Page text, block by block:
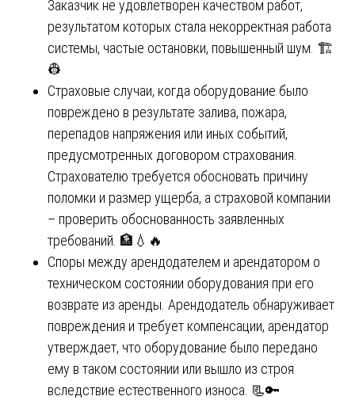
Заказчик не удовлетворен качеством работ,
результатом которых стала некорректная работа
системы, частые остановки, повышенный шум. 🏗️
👷
Страховые случаи, когда оборудование было
повреждено в результате залива, пожара,
перепадов напряжения или иных событий,
предусмотренных договором страхования.
Страхователю требуется обосновать причину
поломки и размер ущерба, а страховой компании
– проверить обоснованность заявленных
требований. 🏦💧🔥
Споры между арендодателем и арендатором о
техническом состоянии оборудования при его
возврате из аренды. Арендодатель обнаруживает
повреждения и требует компенсации, арендатор
утверждает, что оборудование было передано
ему в таком состоянии или вышло из строя
вследствие естественного износа. 📃🔑